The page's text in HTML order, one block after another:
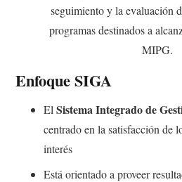
seguimiento y la evaluación
programas destinados a
MIPG.
Enfoque SIGA
ElSistema Integrado de
centrado en la satisfacción de
interés
Está orientado a proveer